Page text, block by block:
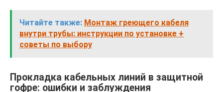
Читайте также: Монтаж греющего кабеля
внутри трубы: инструкции по установке +
советы по выбору
Прокладка кабельных линий в защитной
гофре: ошибки и заблуждения